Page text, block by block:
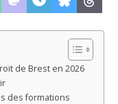
de Brest en 2026
des formations